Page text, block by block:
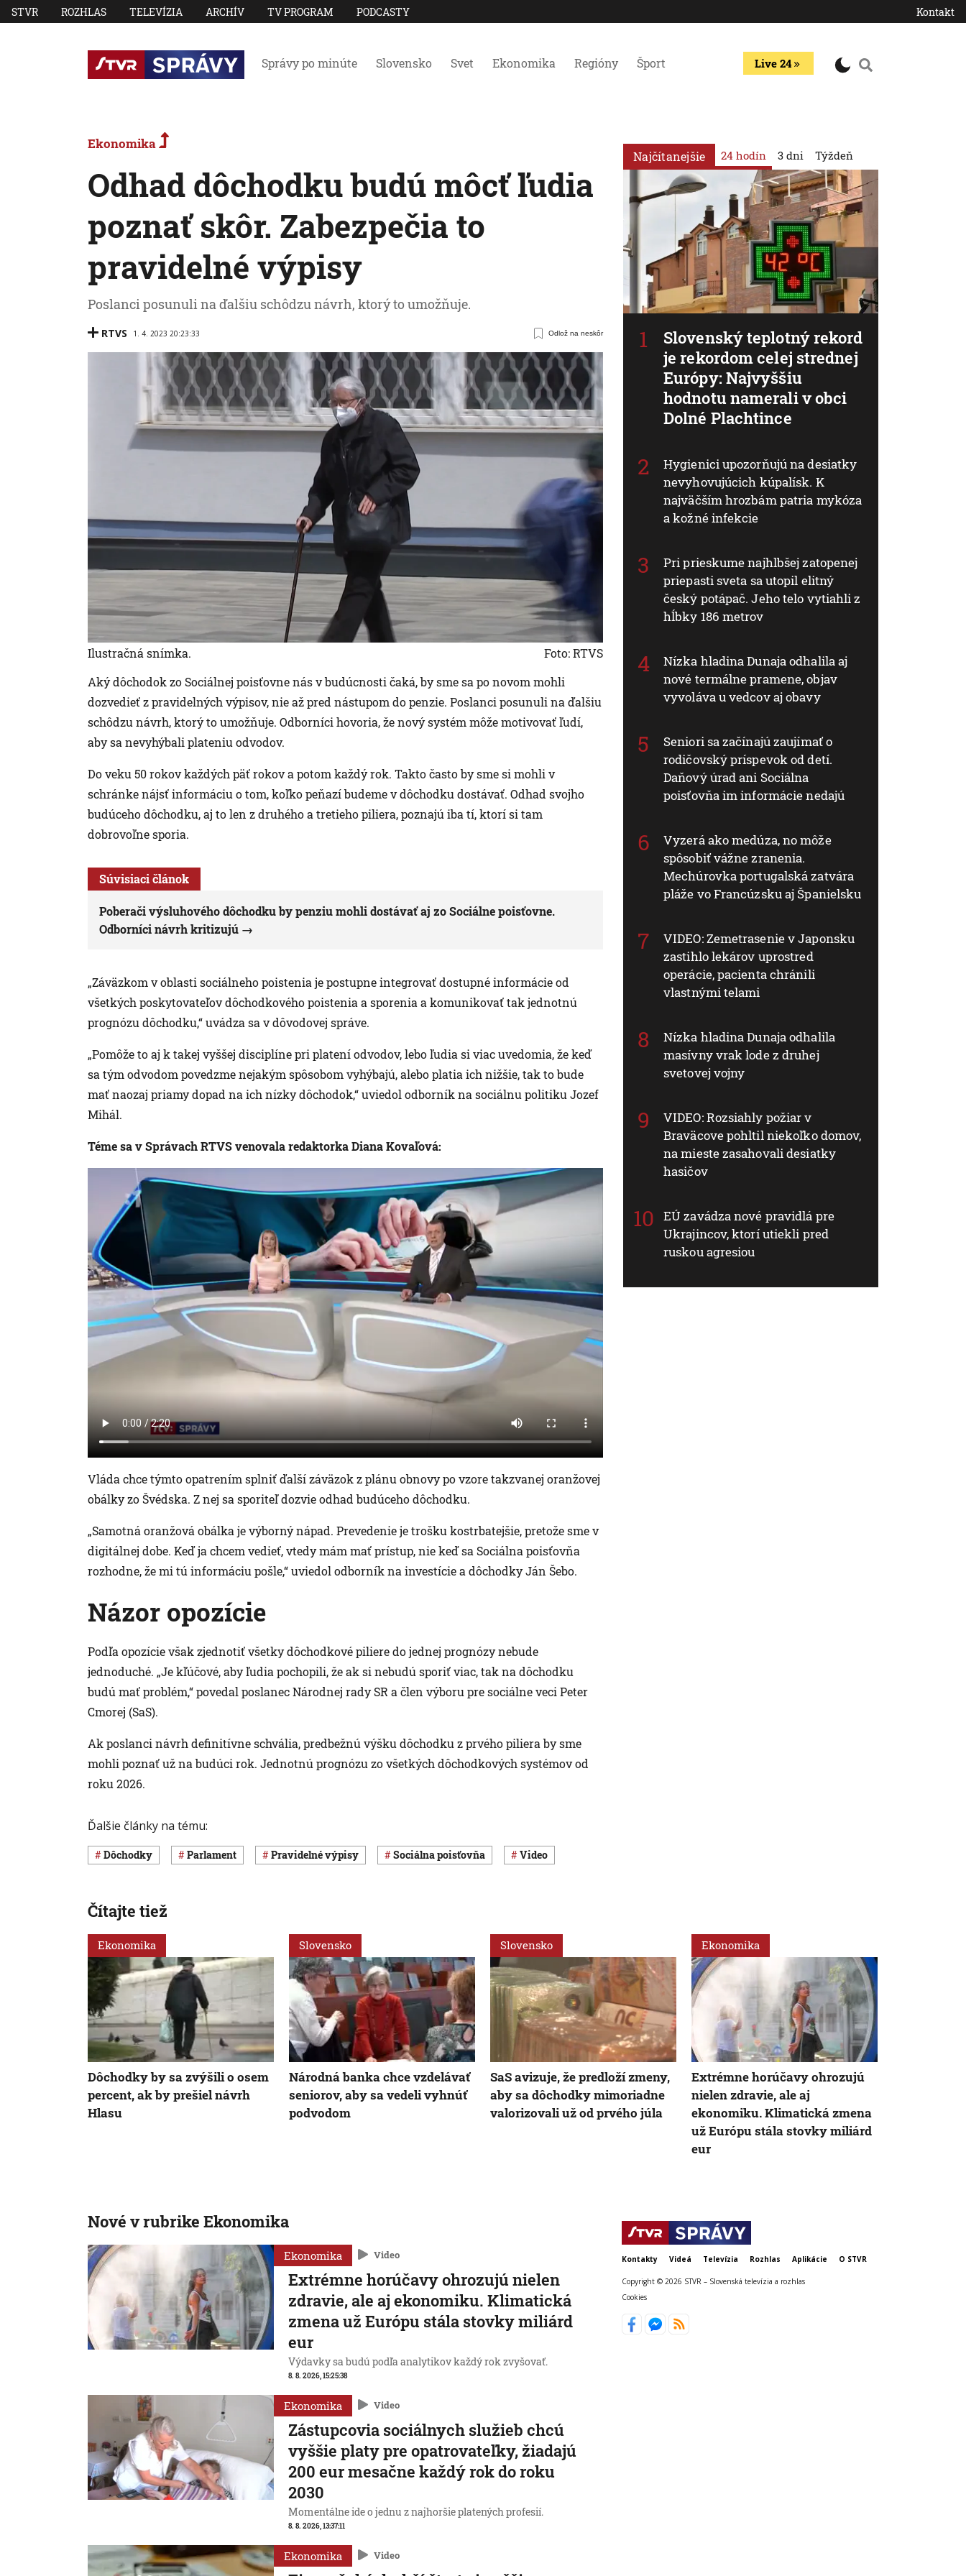
STVR ROZHLAS TELEVÍZIA ARCHÍV TV PROGRAM PODCASTY Kontakt
Správy po minúte Slovensko Svet Ekonomika Regióny Šport Live 24
Ekonomika
Odhad dôchodku budú môcť ľudia
poznať skôr. Zabezpečia to
pravidelné výpisy
Poslanci posunuli na ďalšiu schôdzu návrh, ktorý to umožňuje.
RTVS 1. 4. 2023 20:23:33 Odlož na neskôr
Ilustračná snímka.
Foto: RTVS
Aký dôchodok zo Sociálnej poisťovne nás v budúcnosti čaká, by sme sa po novom mohli
dozvedieť z pravidelných výpisov, nie až pred nástupom do penzie. Poslanci posunuli na ďalšiu
schôdzu návrh, ktorý to umožňuje. Odborníci hovoria, že nový systém môže motivovať ľudí,
aby sa nevyhýbali plateniu odvodov.
Do veku 50 rokov každých päť rokov a potom každý rok. Takto často by sme si mohli v
schránke nájsť informáciu o tom, koľko peňazí budeme v dôchodku dostávať. Odhad svojho
budúceho dôchodku, aj to len z druhého a tretieho piliera, poznajú iba tí, ktorí si tam
dobrovoľne sporia.
Súvisiaci článok
Poberači výsluhového dôchodku by penziu mohli dostávať aj zo Sociálne poisťovne.
Odborníci návrh kritizujú
„Záväzkom v oblasti sociálneho poistenia je postupne integrovať dostupné informácie od
všetkých poskytovateľov dôchodkového poistenia a sporenia a komunikovať tak jednotnú
prognózu dôchodku,“ uvádza sa v dôvodovej správe.
„Pomôže to aj k takej vyššej disciplíne pri platení odvodov, lebo ľudia si viac uvedomia, že keď
sa tým odvodom povedzme nejakým spôsobom vyhýbajú, alebo platia ich nižšie, tak to bude
mať naozaj priamy dopad na ich nízky dôchodok,“ uviedol odborník na sociálnu politiku Jozef
Mihál.
Téme sa v Správach RTVS venovala redaktorka Diana Kovaľová:
Vláda chce týmto opatrením splniť ďalší záväzok z plánu obnovy po vzore takzvanej oranžovej
obálky zo Švédska. Z nej sa sporiteľ dozvie odhad budúceho dôchodku.
„Samotná oranžová obálka je výborný nápad. Prevedenie je trošku kostrbatejšie, pretože sme v
digitálnej dobe. Keď ja chcem vedieť, vtedy mám mať prístup, nie keď sa Sociálna poisťovňa
rozhodne, že mi tú informáciu pošle,“ uviedol odborník na investície a dôchodky Ján Šebo.
Názor opozície
Podľa opozície však zjednotiť všetky dôchodkové piliere do jednej prognózy nebude
jednoduché. „Je kľúčové, aby ľudia pochopili, že ak si nebudú sporiť viac, tak na dôchodku
budú mať problém,“ povedal poslanec Národnej rady SR a člen výboru pre sociálne veci Peter
Cmorej (SaS).
Ak poslanci návrh definitívne schvália, predbežnú výšku dôchodku z prvého piliera by sme
mohli poznať už na budúci rok. Jednotnú prognózu zo všetkých dôchodkových systémov od
roku 2026.
Ďalšie články na tému:
Dôchodky Parlament pravidelné výpisy Sociálna poisťovňa Video
Najčítanejšie 24 hodín
Slovenský teplotný rekord
je rekordom celej strednej
Európy: Najvyššiu
hodnotu namerali v obci
Dolné Plachtince
Hygienici upozorňujú na desiatky
nevyhovujúcich kúpalísk. K
najväčším hrozbám patria mykóza
a kožné infekcie
Pri prieskume najhlbšej zatopenej
priepasti sveta sa utopil elitný
český potápač. Jeho telo vytiahli z
hĺbky 186 metrov
Nízka hladina Dunaja odhalila aj
nové termálne pramene, objav
vyvoláva u vedcov aj obavy
Seniori sa začínajú zaujímať o
rodičovský príspevok od detí.
Daňový úrad ani Sociálna
poisťovňa im informácie nedajú
Vyzerá ako medúza, no môže
spôsobiť vážne zranenia.
Mechúrovka portugalská zatvára
pláže vo Francúzsku aj Španielsku
VIDEO: Zemetrasenie v Japonsku
zastihlo lekárov uprostred
operácie, pacienta chránili
vlastnými telami
Nízka hladina Dunaja odhalila
masívny vrak lode z druhej
svetovej vojny
VIDEO: Rozsiahly požiar v
Braväcove pohltil niekoľko domov,
na mieste zasahovali desiatky
hasičov
EÚ zavádza nové pravidlá pre
Ukrajincov, ktorí utiekli pred
ruskou agresiou
3 dni Týždeň
Čítajte tiež
Ekonomika
Dôchodky by sa zvýšili o osem
percent, ak by prešiel návrh
Hlasu
Slovensko
Národná banka chce vzdelávať
seniorov, aby sa vedeli vyhnúť
podvodom
Slovensko
SaS avizuje, že predloží zmeny,
aby sa dôchodky mimoriadne
valorizovali už od prvého júla
Ekonomika
Extrémne horúčavy ohrozujú
nielen zdravie, ale aj
ekonomiku. Klimatická zmena
už Európu stála stovky miliárd
eur
Nové v rubrike Ekonomika
Ekonomika Video
Extrémne horúčavy ohrozujú nielen
zdravie, ale aj ekonomiku. Klimatická
zmena už Európu stála stovky miliárd
eur
Výdavky sa budú podľa analytikov každý rok zvyšovať.
8. 8. 2026, 15:25:38
Ekonomika Video
Zástupcovia sociálnych služieb chcú
vyššie platy pre opatrovateľky, žiadajú
200 eur mesačne každý rok do roku
2030
Momentálne ide o jednu z najhoršie platených profesií.
8. 8. 2026, 13:37:11
Ekonomika Video
Kontakty Videá Televízia Rozhlas Aplikácie O STVR
Copyright © 2026 STVR – Slovenská televízia a rozhlas
Cookies